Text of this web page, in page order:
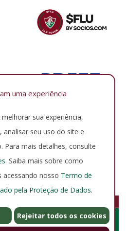
DE PRIVACIDADE
- Rio de Janeiro - RJ - Brasil -
uma experiência
sua experiência,
seu uso do site e
Para mais detalhes, consulte
. Saiba mais sobre como
acessando nosso Termo de
pela Proteção de Dados.
Rejeitar todos os cookies